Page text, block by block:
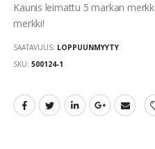
the
images
gallery
Kaunis leimattu 5 markan
merkki!
SAATAVUUS: LOPPUUNMYYTY
SKU 500124-1